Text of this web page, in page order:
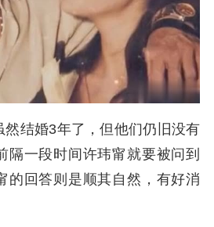
然结婚3年了，但他们仍旧没有
隔一段时间许玮甯就要被问到
的回答则是顺其自然，有好消